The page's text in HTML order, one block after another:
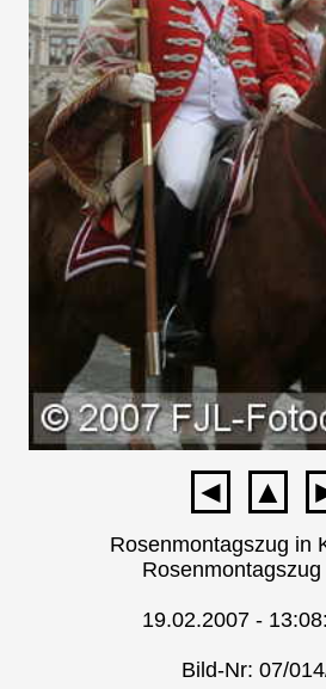
◄ ▲
Rosenmontagszug in
19.02.2007 -
Bild-Nr: 07/